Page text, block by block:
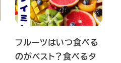
フルーツはいつ食べる
のがベスト？食べるタ